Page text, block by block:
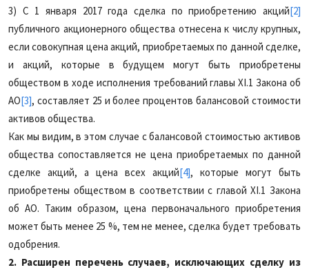
3) С 1 января 2017 года сделка по приобретению акций[2]
публичного акционерного общества отнесена к числу крупных,
если совокупная цена акций, приобретаемых по данной сделке,
и акций, которые в будущем могут быть приобретены
обществом в ходе исполнения требований главы XI.1 Закона об
АО[3], составляет 25 и более процентов балансовой стоимости
активов общества.
Как мы видим, в этом случае с балансовой стоимостью активов
общества сопоставляется не цена приобретаемых по данной
сделке акций, а цена всех акций[4], которые могут быть
приобретены обществом в соответствии с главой XI.1 Закона
об АО. Таким образом, цена первоначального приобретения
может быть менее 25 %, тем не менее, сделка будет требовать
одобрения.
2. Расширен перечень случаев, исключающих сделку из